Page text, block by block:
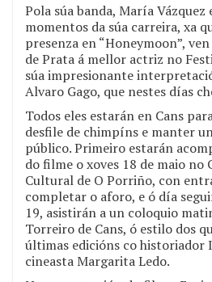
Pola súa banda, María
momentos da súa carreira, xa
presenza en “Honeymoon”,
de Prata á mellor actriz no
súa impresionante
Alvaro Gago, que nestes días
Todos eles estarán en Cans
desfile de chimpíns e manter
público. Primeiro estarán
do filme o xoves 18 de maio no
Cultural de O Porriño, con
completar o aforo, e ó día
19, asistirán a un coloquio
Torreiro de Cans, ó estilo dos
últimas edicións co historiador
cineasta Margarita Ledo.